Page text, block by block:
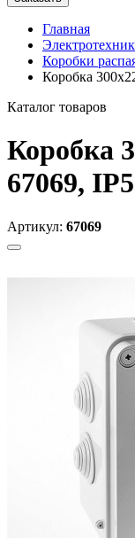
Главная
Коробки
Коробка
Каталог товаров
Коробка
67069,
Артикул: 67069